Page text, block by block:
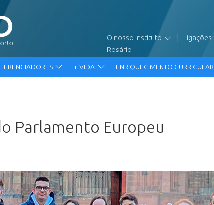
O nosso Instituto Ligações
Rosário
+ VIDA ENRIQUECIMENTO CURRICULAR
Parlamento Europeu